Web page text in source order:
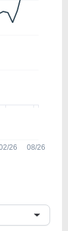
0.00%